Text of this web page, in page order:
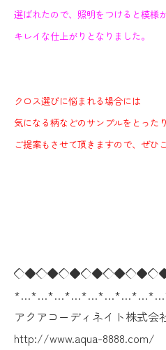
選ばれたので、照明をつけると模様
キレイな仕上がりとなりました。
クロス選びに悩まれる場合には
気になる柄などのサンプルをとった
ご提案もさせて頂きますので、ぜひ
アクアコーディネイト株式会
http://www.aqua-8888.com/